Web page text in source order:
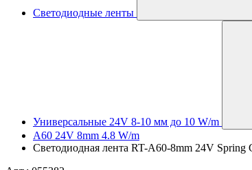
Светодиодные ленты
Универсальные 24V 8-10 мм до 10 W/m
A60 24V 8mm 4.8 W/m
Светодиодная лента RT-A60-8mm 24V